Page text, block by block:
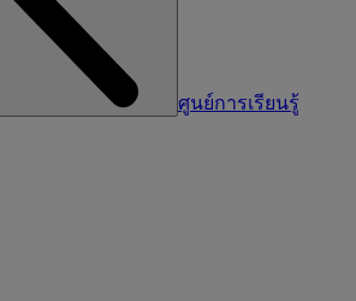
ศูนย์การเรียนรู้